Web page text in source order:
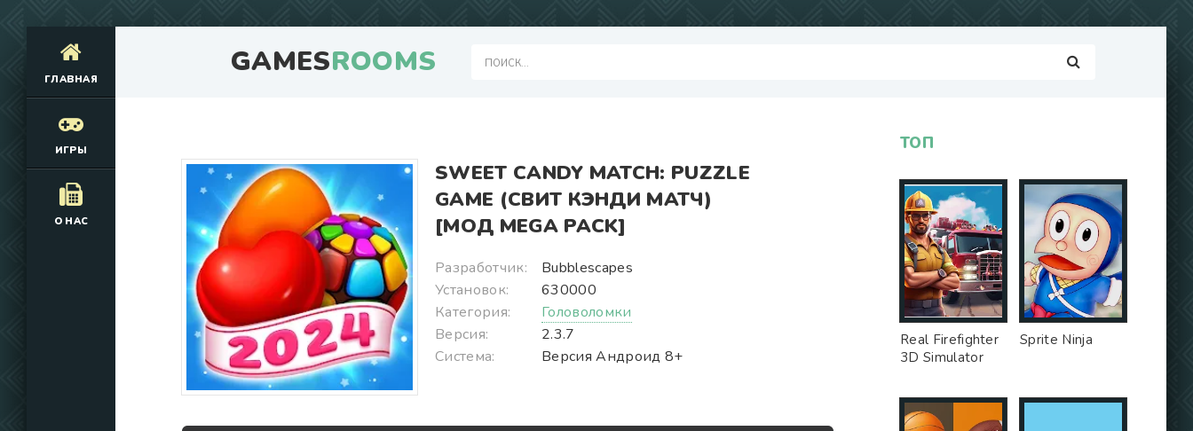
GAMESROOMS
ГЛАВНАЯ
ИГРЫ
О НАС
SWEET CANDY MATCH: PUZZLE
GAME (СВИТ КЭНДИ МАТЧ)
[МОД MEGA PACK]
Разработчик:
Bubblescapes
Установок:
630000
Категория:
Головоломки
Версия:
2.3.7
Система:
Версия Андроид 8+
ТОП
Real Firefighter
3D Simulator
Sprite Ninja